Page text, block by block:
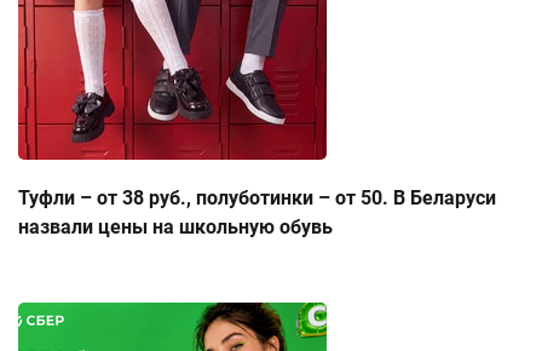
Туфли – от 38 руб., полуботинки – от 50. В Беларуси
назвали цены на школьную обувь